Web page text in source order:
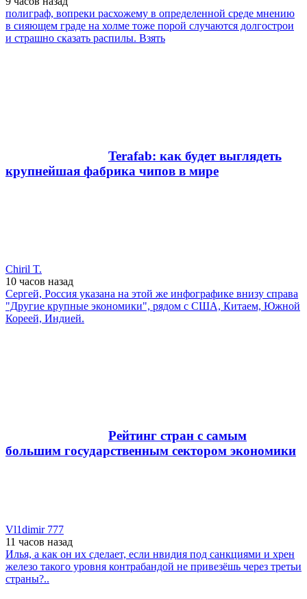
полиграф, вопреки расхожему в определенной среде мнению
в сияющем граде на холме тоже порой случаются долгострои
и страшно сказать распилы. Взять
Terafab: как будет выглядеть
крупнейшая фабрика чипов в мире
Chiril T.
10 часов назад
Cергей, Россия указана на этой же инфографике внизу справа
"Другие крупные экономики", рядом с США, Китаем, Южной
Кореей, Индией.
Рейтинг стран с самым
большим государственным сектором экономики
Vl1dimir 777
11 часов назад
Илья, а как он их сделает, если нвидия под санкциями и хрен
железо такого уровня контрабандой не привезёшь через третьи
страны?..